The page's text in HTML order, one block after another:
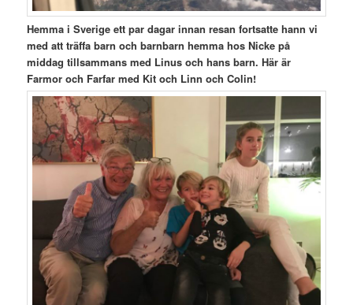
Hemma i Sverige ett par dagar innan resan fortsatte hann vi
med att träffa barn och barnbarn hemma hos Nicke på
middag tillsammans med Linus och hans barn. Här är
Farmor och Farfar med Kit och Linn och Colin!